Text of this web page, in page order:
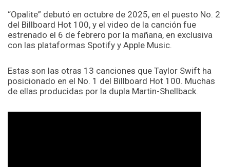
“Opalite” debutó en octubre de 2025, en el puesto No. 2
del Billboard Hot 100, y el video de la canción fue
estrenado el 6 de febrero por la mañana, en exclusiva
con las plataformas Spotify y Apple Music.
Estas son las otras 13 canciones que Taylor Swift ha
posicionado en el No. 1 del Billboard Hot 100. Muchas
de ellas producidas por la dupla Martin-Shellback.